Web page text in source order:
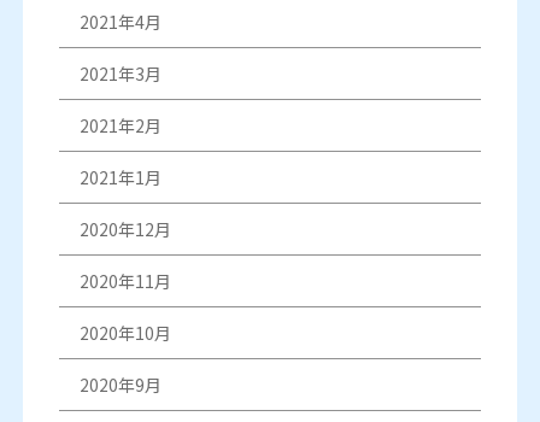
2021年4月
2021年3月
2021年2月
2021年1月
2020年12月
2020年11月
2020年10月
2020年9月